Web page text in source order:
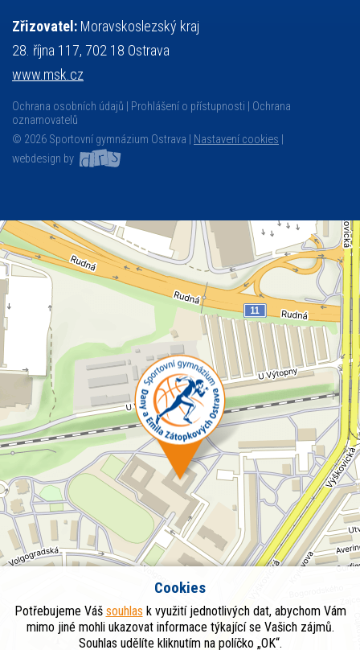
Zřizovatel: Moravskoslezský kraj
28. října 117, 702 18 Ostrava
www.msk.cz
Ochrana osobních údajů Prohlášení o přístupnosti
Ochrana
oznamovatelů
© 2026 Sportovní gymnázium Ostrava |
Nastavení cookies
webdesign by
Cookies
Potřebujeme Váš souhlas k využití jednotlivých dat, abychom Vám
mimo jiné mohli ukazovat informace týkající se Vašich zájmů.
Souhlas udělíte kliknutím na políčko „OK“.